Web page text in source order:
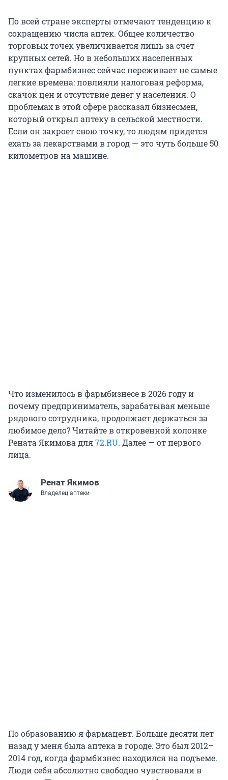
По всей стране эксперты отмечают тенденцию к
сокращению числа аптек. Общее количество
торговых точек увеличивается лишь за счет
крупных сетей. Но в небольших населенных
пунктах фармбизнес сейчас переживает не самые
легкие времена: повлияли налоговая реформа,
скачок цен и отсутствие денег у населения. О
проблемах в этой сфере рассказал бизнесмен,
который открыл аптеку в сельской местности.
Если он закроет свою точку, то людям придется
ехать за лекарствами в город — это чуть больше 50
километров на машине.
Что изменилось в фармбизнесе в 2026 году и
почему предприниматель, зарабатывая меньше
рядового сотрудника, продолжает держаться за
любимое дело? Читайте в откровенной колонке
Рената Якимова для72.RU. Далее — от первого
лица.
Ренат Якимов
Владелец аптеки
По образованию я фармацевт. Больше десяти лет
назад у меня была аптека в городе. Это был 2012–
2014 год, когда фармбизнес находился на подъеме.
Люди себя абсолютно свободно чувствовали в